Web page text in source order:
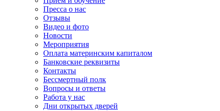
Пресса о нас
Отзывы
Видео и фото
Новости
Мероприятия
Оплата материнским капиталом
Банковские реквизиты
Контакты
Бессмертный полк
Вопросы и ответы
Работа у нас
Дни открытых дверей